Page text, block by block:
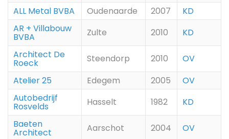
ALL Metal BVBA Oudenaarde 2007
KD
AR + Villabouw
BVBA Zulte 2010
KD
Architect De
Roeck Steendorp 2010
OV
Atelier 25
Edegem 2005
OV
Autobedrijf
Rosvelds Hasselt 1982
KD
Baeten
Architect Aarschot 2004 OV